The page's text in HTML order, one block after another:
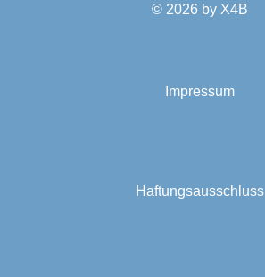
© 2026 by X4B
Impressum
Haftungsausschluss